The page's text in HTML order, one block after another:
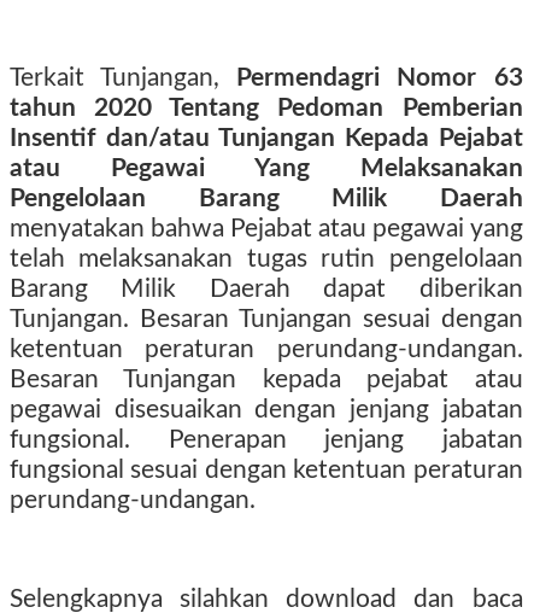
Terkait Tunjangan,
Permendagri Nomor 63
tahun 2020 Tentang Pedoman Pemberian
Insentif dan/atau Tunjangan Kepada Pejabat
atau Pegawai Yang Melaksanakan
Pengelolaan Barang Milik Daerah
menyatakan bahwa Pejabat atau pegawai yang
telah melaksanakan tugas rutin pengelolaan
Barang Milik Daerah dapat diberikan
Tunjangan. Besaran Tunjangan sesuai dengan
ketentuan peraturan perundang-undangan.
Besaran Tunjangan kepada pejabat atau
pegawai disesuaikan dengan jenjang jabatan
fungsional. Penerapan jenjang jabatan
fungsional sesuai dengan ketentuan peraturan
perundang-undangan.
Selengkapnya silahkan download dan baca